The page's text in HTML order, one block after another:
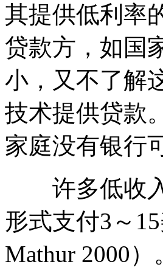
其提供低利率
贷款方，如国
小，又不了解
技术提供贷款
家庭没有银行
许多低收入
形式支付3～
Mathur 2000